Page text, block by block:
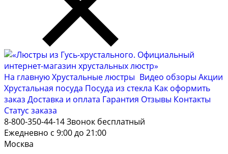
На главнуюХрустальные люстры Видео обзоры Акции
Хрустальная посуда Посуда из стекла Как оформить
заказ Доставка и оплата Гарантия Отзывы Контакты
Cтатус заказа
8-800-350-44-14Звонок бесплатный
Ежедневно с 9:00 до 21:00
Москва